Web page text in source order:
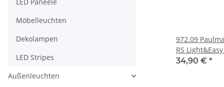
972.09 Paulmann Pendelleuchte
RS
Pepper 1x35W
34,90 € *
Möbelleuchten
Dekolampen
LED Stripes
Außenleuchten